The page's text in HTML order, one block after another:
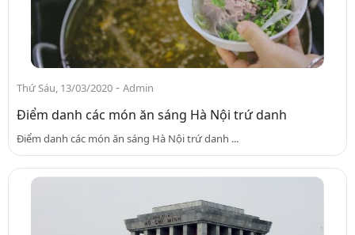
Thứ Sáu, 13/03/2020 - Admin
Điểm danh các món ăn sáng Hà Nội trứ danh
Điểm danh các món ăn sáng Hà Nội trứ danh ...